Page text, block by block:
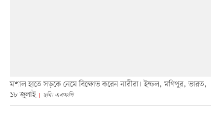
মশাল হাতে সড়কে নেমে বিক্ষোভ করেন নারীরা। ইম্ফল, মণিপুর, ভারত,
১৮ জুলাই
ছবি: এএফপি